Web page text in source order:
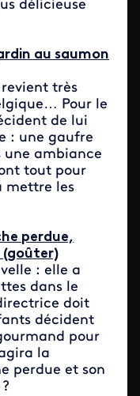
délicieuse
au saumon
très
Pour le
de lui
: une gaufre
une ambiance
tout pour
mettre les
perdue,
(goûter)
: elle a
dans le
doit
décident
pour
la
perdue et son